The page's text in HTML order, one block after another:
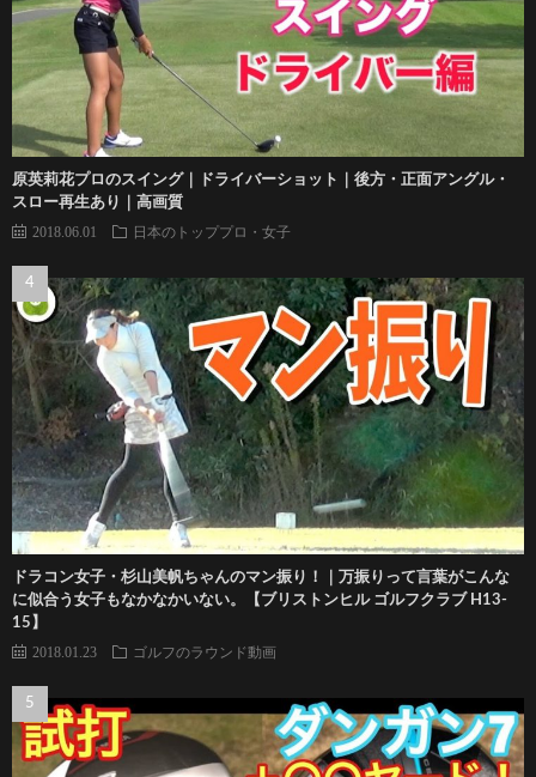
原英莉花プロのスイング｜ドライバーショット｜後方・正面アングル・
スロー再生あり｜高画質
2018.06.01 日本のトッププロ・女子
ドラコン女子・杉山美帆ちゃんのマン振り！｜万振りって言葉がこんな
に似合う女子もなかなかいない。【ブリストンヒル ゴルフクラブ H13-
15】
2018.01.23 ゴルフのラウンド動画